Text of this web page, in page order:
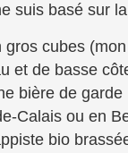
suis basé sur
cubes
et de basse
bière de
Calais ou en
bio